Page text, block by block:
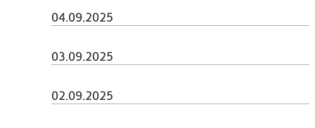
04.09.2025
03.09.2025
02.09.2025